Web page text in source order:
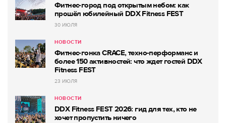
Фитнес-город под открытым небом: как
прошёл юбилейный DDX Fitness FEST
30 ИЮЛЯ
НОВОСТИ
Фитнес-гонка CRACE, техно-перформанс и
более 150 активностей: что ждет гостей DDX
Fitness FEST
23 ИЮЛЯ
НОВОСТИ
DDX Fitness FEST 2026: гид для тех, кто не
хочет пропустить ничего